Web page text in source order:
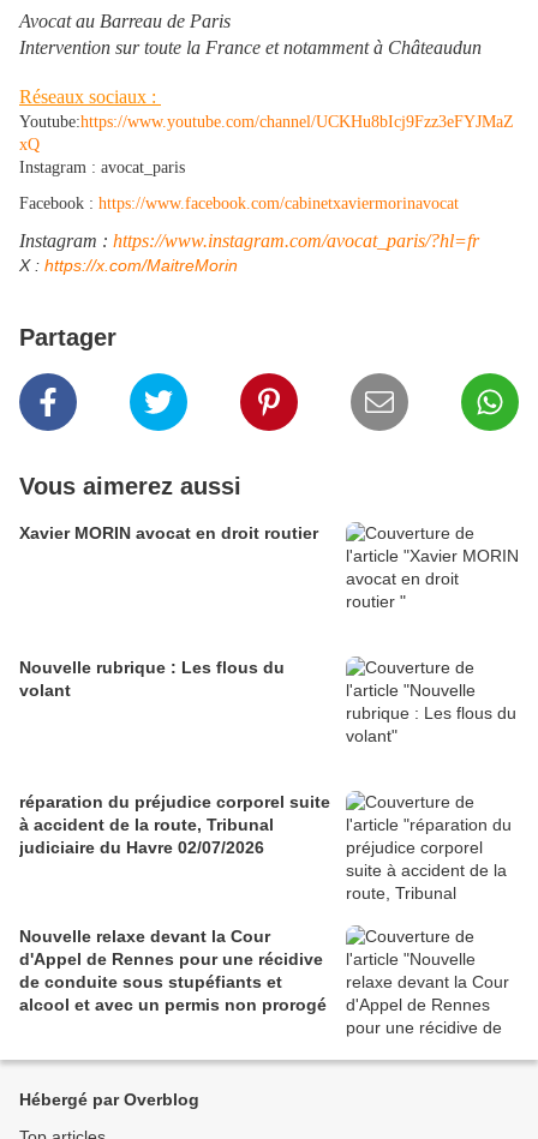
Avocat au Barreau de Paris
Intervention sur toute la France et notamment à Châteaudun
Réseaux sociaux :
Youtube:https://www.youtube.com/channel/UCKHu8bIcj9Fzz3eFYJMaZ
xQ
Instagram : avocat_paris
Facebook : https://www.facebook.com/cabinetxaviermorinavocat
Instagram : https://www.instagram.com/avocat_paris/?hl=fr
​X : https://x.com/MaitreMorin
Partager
Vous aimerez aussi
Xavier MORIN avocat en droit routier
Nouvelle rubrique : Les flous du
volant
réparation du préjudice corporel suite
à accident de la route, Tribunal
judiciaire du Havre 02/07/2026
Nouvelle relaxe devant la Cour
d'Appel de Rennes pour une récidive
de conduite sous stupéfiants et
alcool et avec un permis non prorogé
Hébergé par Overblog